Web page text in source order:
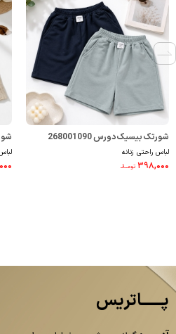
شورتک بیسیک دورس 268001090
لباس راحتی زنانه
۳۹۸,۰۰۰ تومــانـ
پــــــاتریس